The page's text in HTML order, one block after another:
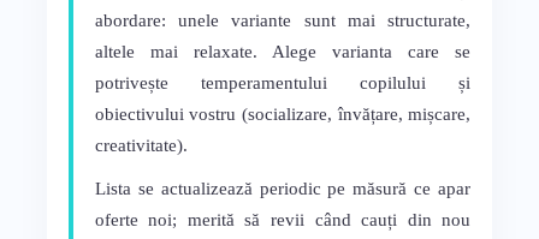
abordare: unele variante sunt mai structurate,
altele mai relaxate. Alege varianta care se
potrivește temperamentului copilului și
obiectivului vostru (socializare, învățare, mișcare,
creativitate).
Lista se actualizează periodic pe măsură ce apar
oferte noi; merită să revii când cauți din nou